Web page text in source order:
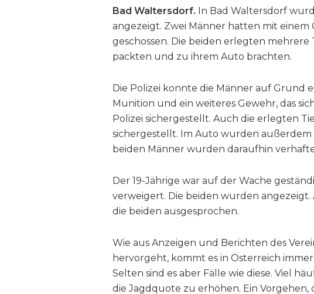
Bad Waltersdorf. In Bad Waltersdorf
angezeigt. Zwei Männer hatten mit einem
geschossen. Die beiden erlegten mehrere
packten und zu ihrem Auto brachten.
Die Polizei konnte die Männer auf Grund
Munition und ein weiteres Gewehr, das
Polizei sichergestellt. Auch die erlegten
sichergestellt. Im Auto wurden
beiden Männer wurden daraufhin
Der 19-Jährige war auf der Wache
verweigert. Die beiden wurden
die beiden ausgesprochen.
Wie aus Anzeigen und Berichten des
hervorgeht, kommt es in Österreich
Selten sind es aber Fälle wie diese. Viel
die Jagdquote zu erhöhen. Ein Vorgehen,